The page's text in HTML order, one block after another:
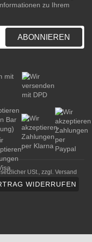
zu Ihrem
ABONNIEREN
USt., zzgl. Versand
WIDERRUFEN